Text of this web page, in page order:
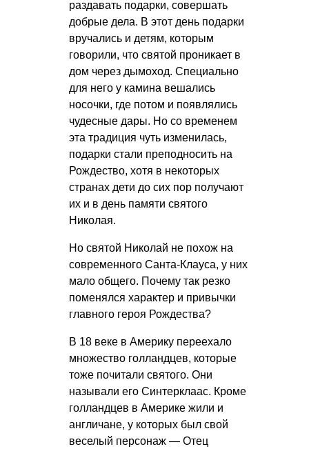
раздавать подарки, совершать
добрые дела. В этот день подарки
вручались и детям, которым
говорили, что святой проникает в
дом через дымоход. Специально
для него у камина вешались
носочки, где потом и появлялись
чудесные дары. Но со временем
эта традиция чуть изменилась,
подарки стали преподносить на
Рождество, хотя в некоторых
странах дети до сих пор получают
их и в день памяти святого
Николая.
Но святой Николай не похож на
современного Санта-Клауса, у них
мало общего. Почему так резко
поменялся характер и привычки
главного героя Рождества?
В 18 веке в Америку переехало
множество голландцев, которые
тоже почитали святого. Они
называли его Синтерклаас. Кроме
голландцев в Америке жили и
англичане, у которых был свой
веселый персонаж — Отец